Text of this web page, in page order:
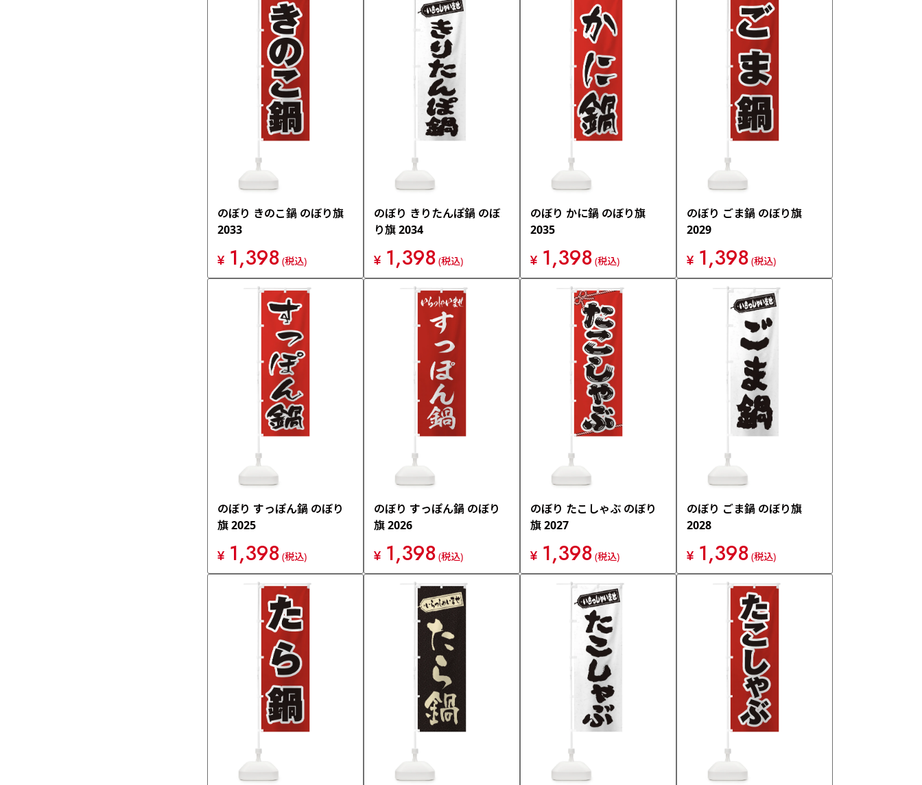
のぼり きのこ鍋 のぼり旗
2033
¥ 1,398 (税込)
のぼり きりたんぽ鍋 のぼ
り旗 2034
¥ 1,398 (税込)
のぼり かに鍋 のぼり旗
2035
¥ 1,398 (税込)
のぼり ごま鍋 のぼり旗
2029
¥ 1,398 (税込)
のぼり すっぽん鍋 のぼり
旗 2025
¥ 1,398 (税込)
のぼり すっぽん鍋 のぼり
旗 2026
¥ 1,398 (税込)
のぼり たこしゃぶ のぼり
旗 2027
¥ 1,398 (税込)
のぼり ごま鍋 のぼり旗
2028
¥ 1,398 (税込)